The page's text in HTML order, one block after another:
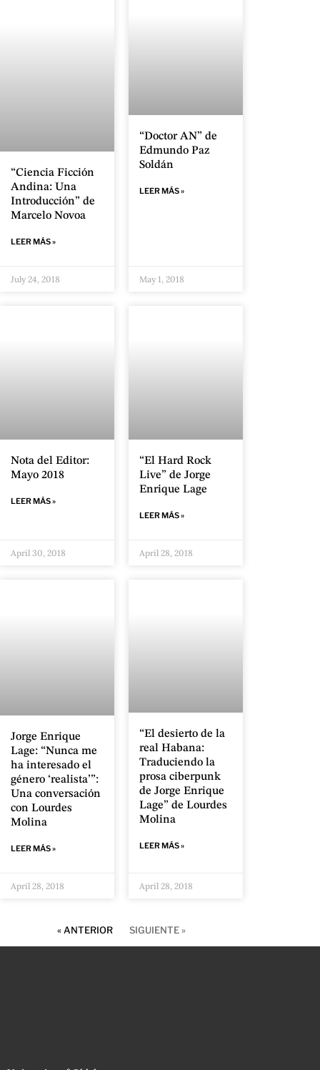
“Ciencia Ficción
Andina: Una
Introducción” de
Marcelo Novoa
LEER MÁS »
July 24, 2018
“Doctor AN” de
Edmundo Paz
Soldán
LEER MÁS »
May 1, 2018
Nota del Editor:
Mayo 2018
LEER MÁS »
April 30, 2018
“El Hard Rock
Live” de Jorge
Enrique Lage
LEER MÁS »
April 28, 2018
Jorge Enrique
Lage: “Nunca me
ha interesado el
género ‘realista’”:
Una conversación
con Lourdes
Molina
LEER MÁS »
April 28, 2018
“El desierto de la
real Habana:
Traduciendo la
prosa ciberpunk
de Jorge Enrique
Lage” de Lourdes
Molina
LEER MÁS »
April 28, 2018
« ANTERIOR SIGUIENTE »